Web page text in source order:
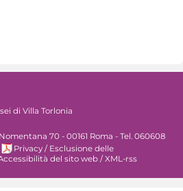
di Villa Torlonia
70 - 00161 Roma - Tel. 060608
Privacy / Esclusione delle
del sito web /XML-rss